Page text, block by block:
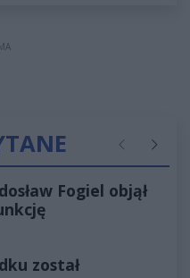
Poprzednie
Fogiel objął
został